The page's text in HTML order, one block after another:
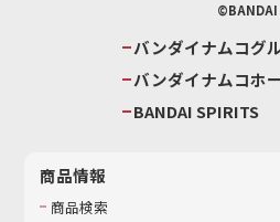
©BANDAI
バンダイナムコグ
バンダイナムコホ
BANDAI SPIRITS
商品情報
商品検索